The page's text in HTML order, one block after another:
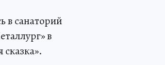
в санаторий
в